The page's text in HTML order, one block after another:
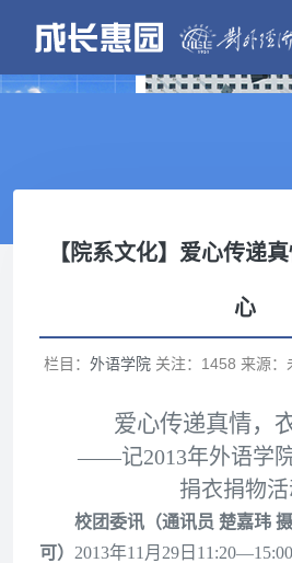
【院系文化】爱心传递
心
栏目： 外语学院 关注：1458 来源
爱心传递真情，
——记2013年外语学
捐衣捐物
校团委讯（通讯员 楚嘉玮
可） 2013年11月29日 11:20—15:00